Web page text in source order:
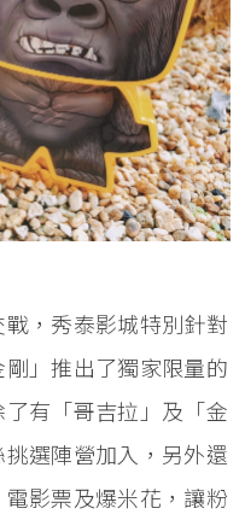
，秀泰影城特別針對
」推出了獨家限量的
了有「哥吉拉」及「金
選陣營加入，另外還
影票及爆米花，讓粉